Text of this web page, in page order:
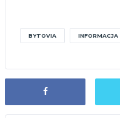
BYTOVIA INFORMACJA